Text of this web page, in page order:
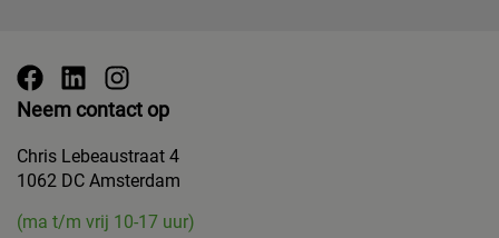
Neem contact op
Chris Lebeaustraat 4
1062 DC Amsterdam
(ma t/m vrij 10-17 uur)